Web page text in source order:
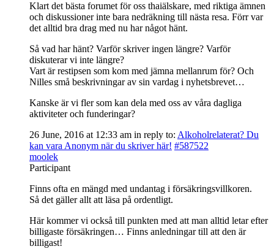
Klart det bästa forumet för oss thaiälskare, med riktiga ämnen
och diskussioner inte bara nedräkning till nästa resa. Förr var
det alltid bra drag med nu har något hänt.
Så vad har hänt? Varför skriver ingen längre? Varför
diskuterar vi inte längre?
Vart är restipsen som kom med jämna mellanrum för? Och
Nilles små beskrivningar av sin vardag i nyhetsbrevet…
Kanske är vi fler som kan dela med oss av våra dagliga
aktiviteter och funderingar?
26 June, 2016 at 12:33 am in reply to: Alkoholrelaterat? Du
kan vara Anonym när du skriver här! #587522
moolek
Participant
Finns ofta en mängd med undantag i försäkringsvillkoren.
Så det gäller allt att läsa på ordentligt.
Här kommer vi också till punkten med att man alltid letar efter
billigaste försäkringen… Finns anledningar till att den är
billigast!